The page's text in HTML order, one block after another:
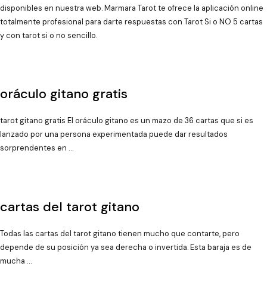
disponibles en nuestra web. Marmara Tarot te ofrece la aplicación online
totalmente profesional para darte respuestas con Tarot Si o NO 5 cartas
y con tarot si o no sencillo.
oráculo gitano gratis
tarot gitano gratis El oráculo gitano es un mazo de 36 cartas que si es
lanzado por una persona experimentada puede dar resultados
sorprendentes en …
cartas del tarot gitano
Todas las cartas del tarot gitano tienen mucho que contarte, pero
depende de su posición ya sea derecha o invertida. Esta baraja es de
mucha …